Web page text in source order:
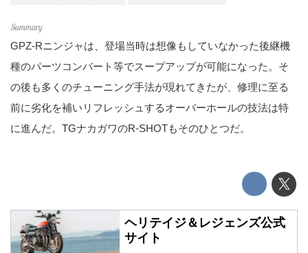
GPZ-Rニンジャは、登場当時は想像もしていなかった後継機
種のパーツコンバート等でスープアップが可能になった。そ
の後も多くのチューニング手法が現れてきたが、修理に至る
前に劣化を補いリフレッシュするオーバーホールの技法は特
に進んだ。TGナカガワのR-SHOTもそのひとつだ。
ヘリテイジ＆レジェンズ公式
サイト